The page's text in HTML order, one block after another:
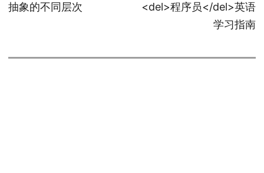
抽象的不同层次
<del>程序员</del>英语
学习指南